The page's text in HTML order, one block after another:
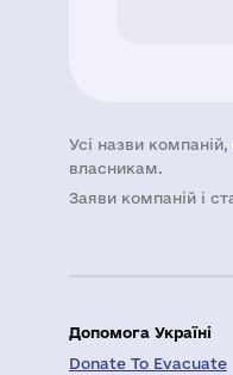
Усі назви
власникам.
Заяви компаній i
Допомога Україні
Donate To Evacuate